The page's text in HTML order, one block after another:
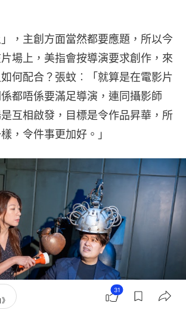
，主創方面當然都要應題，所以今
場上，美指會按導演要求創作，來
何配合？張蚊︰「就算是在電影片
都唔係要滿足導演，連同攝影師
互相啟發，目標是令作品昇華，所
，令件事更加好。」
31